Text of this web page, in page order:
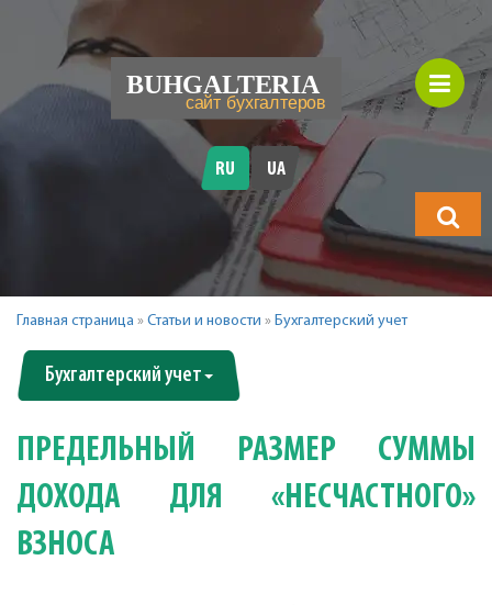
будете
искать?
RU UA
Главная страница » Статьи и новости » Бухгалтерский учет
Бухгалтерский учет
ПРЕДЕЛЬНЫЙ РАЗМЕР СУММЫ
ДОХОДА ДЛЯ «НЕСЧАСТНОГО»
ВЗНОСА